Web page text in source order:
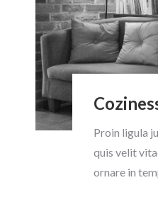
Proin ligula
quis velit
ornare in